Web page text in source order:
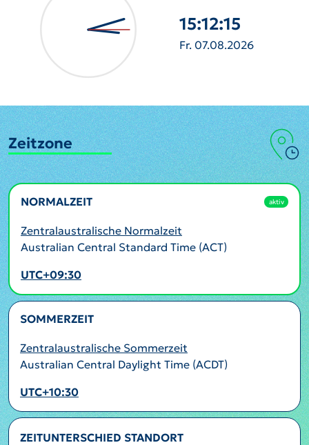
15:12:17
Fr. 07.08.2026
Zeitzone
NORMALZEIT aktiv
Zentralaustralische Normalzeit
Australian Central Standard Time (ACT)
UTC+09:30
SOMMERZEIT
Zentralaustralische Sommerzeit
Australian Central Daylight Time (ACDT)
UTC+10:30
ZEITUNTERSCHIED STANDORT